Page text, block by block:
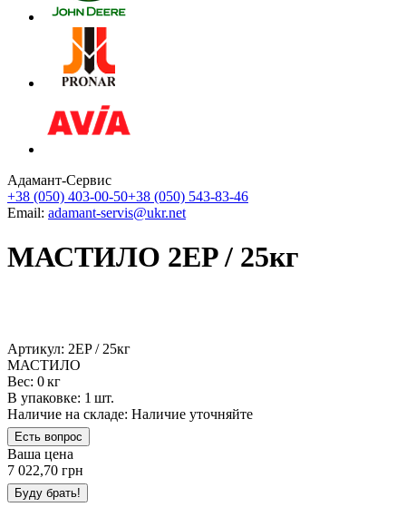
Адамант-Сервис
+38 (050) 403-00-50+38 (050) 543-83-46
Email: adamant-servis@ukr.net
МАСТИЛО 2EP / 25кг
Артикул: 2EP / 25кг
МАСТИЛО
Вес: 0 кг
В упаковке: 1 шт.
Наличие на складе: Наличие уточняйте
Ваша цена
7 022,70 грн